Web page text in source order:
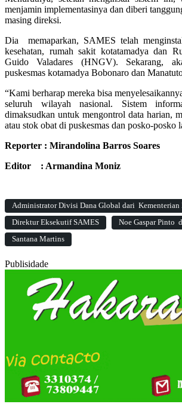
menjamin implementasinya dan diberi
masing direksi.
Dia memaparkan, SAMES telah
kesehatan, rumah sakit kotatamadya dan
Guido Valadares (HNGV). Sekarang,
puskesmas kotamadya Bobonaro dan
“Kami berharap mereka bisa
seluruh wilayah nasional. Sistem
dimaksudkan untuk mengontrol data harian,
atau stok obat di puskesmas dan posko-posko
Reporter : Mirandolina Barros Soares
Editor : Armandina Moniz
Administrator Divisi Dana Global dari Kementerian
Direktur Eksekutif SAMES
Noe Gaspar Pinto
Santana Martins
Publisidade